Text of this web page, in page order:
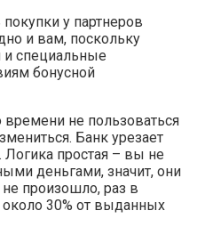
у партнеров
и вам, поскольку
и специальные
бонусной
времени не пользоваться
Банк урезает
Логика простая – вы не
деньгами, значит, они
произошло, раз в
около 30% от выданных